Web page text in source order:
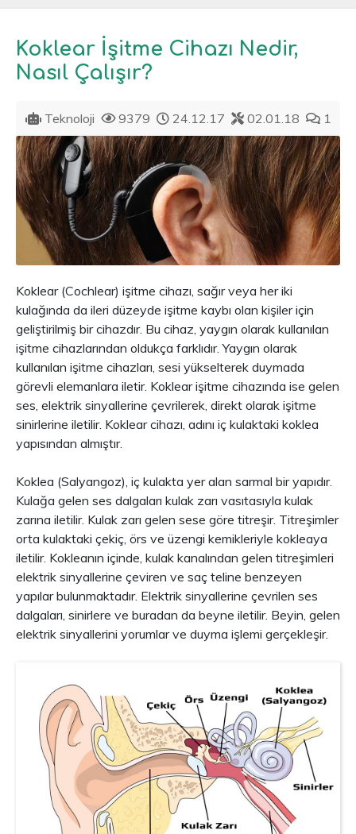
Koklear İşitme Cihazı Nedir,
Nasıl Çalışır?
Teknoloji 9379 24.12.17 02.01.18 1
Koklear (Cochlear) işitme cihazı, sağır veya her iki
kulağında da ileri düzeyde işitme kaybı olan kişiler için
geliştirilmiş bir cihazdır. Bu cihaz, yaygın olarak kullanılan
işitme cihazlarından oldukça farklıdır. Yaygın olarak
kullanılan işitme cihazları, sesi yükselterek duymada
görevli elemanlara iletir. Koklear işitme cihazında ise gelen
ses, elektrik sinyallerine çevrilerek, direkt olarak işitme
sinirlerine iletilir. Koklear cihazı, adını iç kulaktaki koklea
yapısından almıştır.
Koklea (Salyangoz), iç kulakta yer alan sarmal bir yapıdır.
Kulağa gelen ses dalgaları kulak zarı vasıtasıyla kulak
zarına iletilir. Kulak zarı gelen sese göre titreşir. Titreşimler
orta kulaktaki çekiç, örs ve üzengi kemikleriyle kokleaya
iletilir. Kokleanın içinde, kulak kanalından gelen titreşimleri
elektrik sinyallerine çeviren ve saç teline benzeyen
yapılar bulunmaktadır. Elektrik sinyallerine çevrilen ses
dalgaları, sinirlere ve buradan da beyne iletilir. Beyin, gelen
elektrik sinyallerini yorumlar ve duyma işlemi gerçekleşir.